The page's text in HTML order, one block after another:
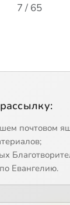
7 / 65
почтовом
Евангелию.